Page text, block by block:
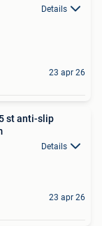
Details
23 apr 26
st anti-slip
Details
23 apr 26